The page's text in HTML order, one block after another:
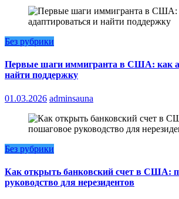
Без рубрики
Первые шаги иммигранта в США: как
найти поддержку
01.03.2026 adminsauna
Без рубрики
Как открыть банковский счет в США:
руководство для нерезидентов